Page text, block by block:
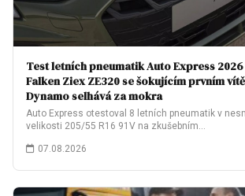
Test letních pneumatik Auto Express
Falken Ziex ZE320 se šokujícím prvním
Dynamo selhává za mokra
Auto Express otestoval 8 letních pneumatik v
velikosti 205/55 R16 91V na zkušebním…
07.08.2026